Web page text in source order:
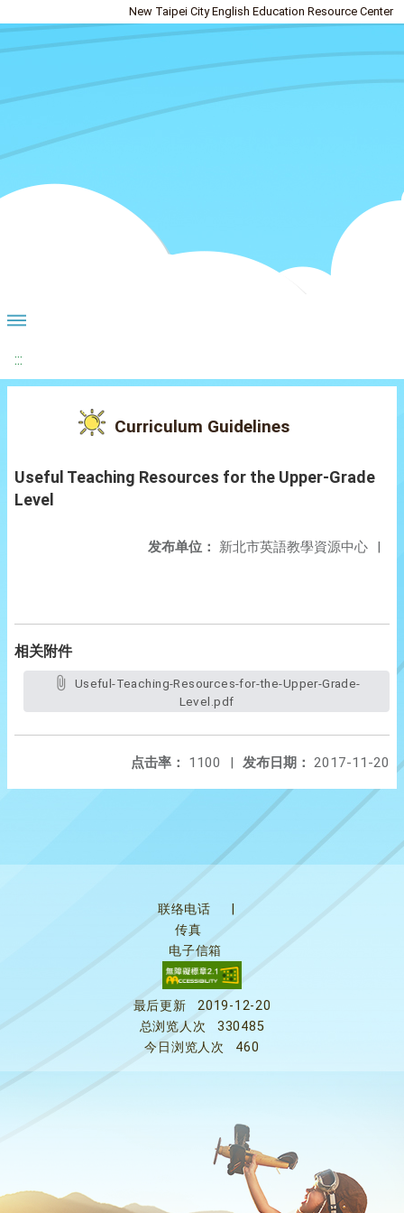
New Taipei City English Education Resource Center
:::
Curriculum Guidelines
Useful Teaching Resources for the Upper-Grade
Level
发布单位： 新北市英語教學資源中心 |
相关附件
Level.pdf
发布日期： 2017-11-20
点击率： 1100 |
联络电话
传真
电子信箱
最后更新
2019-12-20
总浏览人次
330485
今日浏览人次
460